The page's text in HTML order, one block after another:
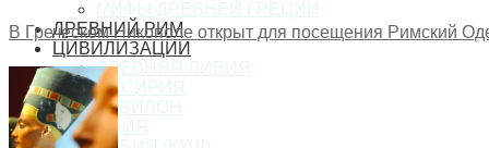
ДРЕВНИЙ РИМ
ЦИВИЛИЗАЦИИ
ДРЕВНЯЯ ЛИВИЯ
АССИРИЯ
ВАВИЛОН
МАЙЯ
В Греческом Никополе открыт для посещения Римский